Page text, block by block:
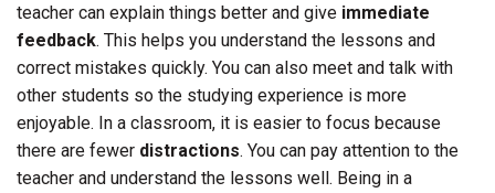
teacher can explain things better and give immediate
feedback. This helps you understand the lessons and
correct mistakes quickly. You can also meet and talk with
other students so the studying experience is more
enjoyable. In a classroom, it is easier to focus because
there are fewer distractions. You can pay attention to the
teacher and understand the lessons well. Being in a